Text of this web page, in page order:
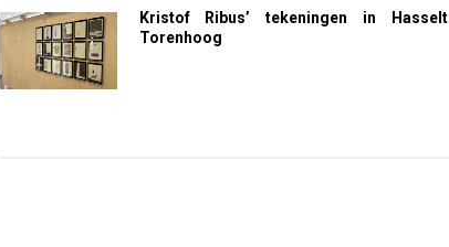
Kristof Ribus’ tekeningen in Hasselt
Torenhoog